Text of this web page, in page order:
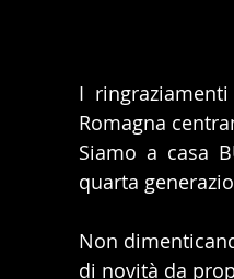
I
Romagna
Siamo a casa
quarta
Non
di novità da